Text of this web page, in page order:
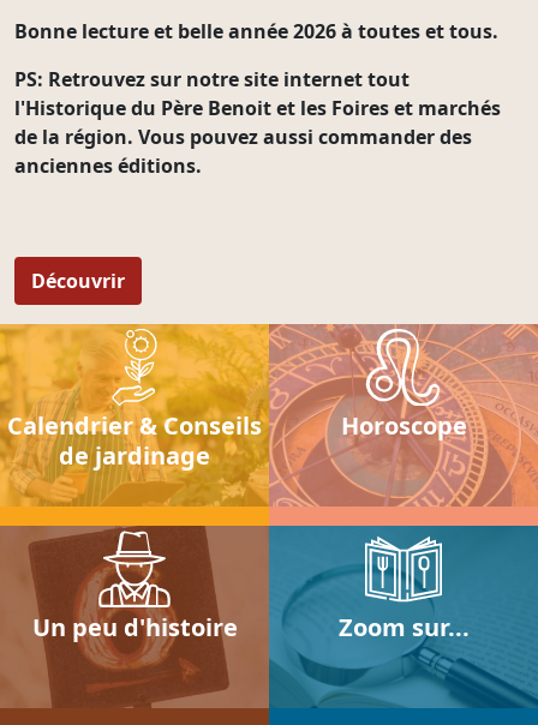
Bonne lecture et belle année 2026 à toutes et tous.
PS: Retrouvez sur notre site internet tout
l'Historiquedu Père Benoit et les Foires et marchés
de la région. Vous pouvez aussi commander des
anciennes éditions.
Découvrir
Calendrier & Conseils
de jardinage
Horoscope
Un peu d'histoire Zoom sur...